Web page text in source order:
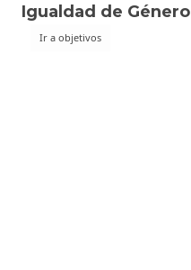
Igualdad de Género